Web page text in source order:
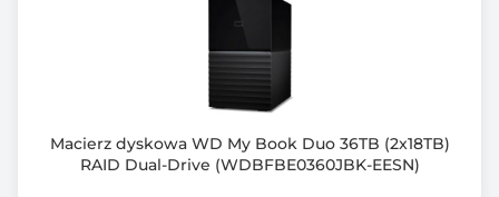
tak
Macierz dyskowa WD My Book Duo 36TB (2x18TB)
RAID Dual-Drive (WDBFBE0360JBK-EESN)